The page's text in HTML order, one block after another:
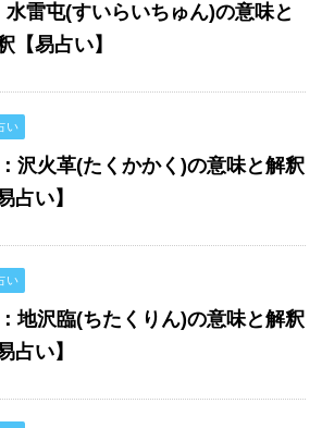
水雷屯(すいらいちゅん)の意味と
【易占い】
い
沢火革(たくかかく)の意味と解釈
占い】
い
地沢臨(ちたくりん)の意味と解釈
占い】